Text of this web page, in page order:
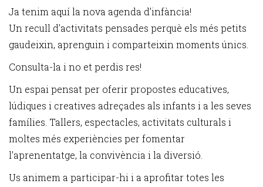
Ja tenim aquí la nova agenda d’infància!
Un recull d’activitats pensades perquè els més petits
gaudeixin, aprenguin i comparteixin moments únics.
Consulta-la i no et perdis res!
Un espai pensat per oferir propostes educatives,
lúdiques i creatives adreçades als infants i a les seves
famílies. Tallers, espectacles, activitats culturals i
moltes més experiències per fomentar
l’aprenentatge, la convivència i la diversió.
Us animem a participar-hi i a aprofitar totes les